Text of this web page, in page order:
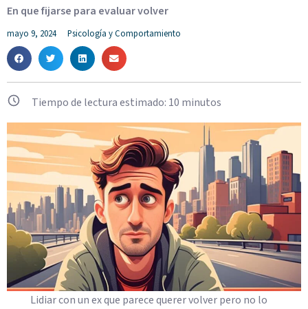
En que fijarse para evaluar volver
mayo 9, 2024 Psicología y Comportamiento
Tiempo de lectura estimado: 10 minutos
Lidiar con un ex que parece querer volver pero no lo